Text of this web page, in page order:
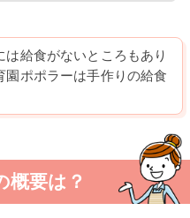
は給食がないところもあり
園ポポラーは手作りの給食
概要は？